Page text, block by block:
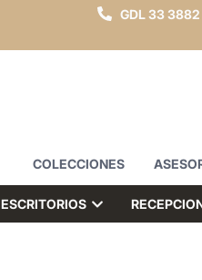
GDL33 3882
COLECCIONES
ESCRITORIOS